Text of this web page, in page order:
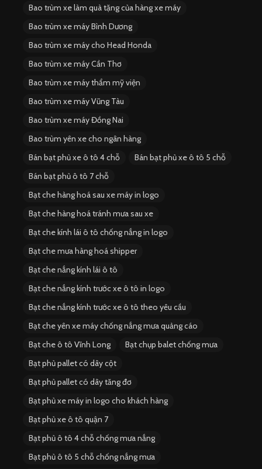
Bao trùm xe làm quà tặng của hàng xe máy
Bao trùm xe máy Bình Dương
Bao trùm xe máy cho Head Honda
Bao trùm xe máy Cần Thơ
Bao trùm xe máy thẩm mỹ viện
Bao trùm xe máy Vũng Tàu
Bao trùm xe máy Đồng Nai
Bao trùm yên xe cho ngân hàng
Bán bạt phủ xe ô tô 4 chỗ
Bán bạt phủ xe ô tô 5 chỗ
Bán bạt phủ ô tô 7 chỗ
Bạt che hàng hoá sau xe máy in logo
Bạt che hàng hoá tránh mưa sau xe
Bạt che kính lái ô tô chống nắng in logo
Bạt che mưa hàng hoá shipper
Bạt che nắng kính lái ô tô
Bạt che nắng kính trước xe ô tô in logo
Bạt che nắng kính trước xe ô tô theo yêu cầu
Bạt che yên xe máy chống nắng mưa quảng cáo
Bạt che ô tô Vĩnh Long
Bạt chụp balet chống mưa
Bạt phủ pallet có dây cột
Bạt phủ pallet có dây tăng đơ
Bạt phủ xe máy in logo cho khách hàng
Bạt phủ xe ô tô quận 7
Bạt phủ ô tô 4 chỗ chống mưa nắng
Bạt phủ ô tô 5 chỗ chống nắng mưa